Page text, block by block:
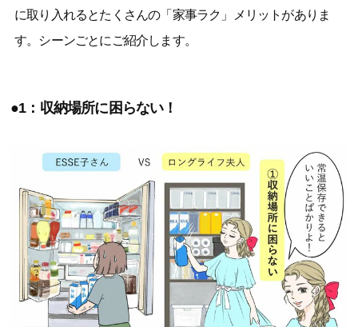
に取り入れるとたくさんの「家事ラク」メリットがありま
す。シーンごとにご紹介します。
●1：収納場所に困らない！